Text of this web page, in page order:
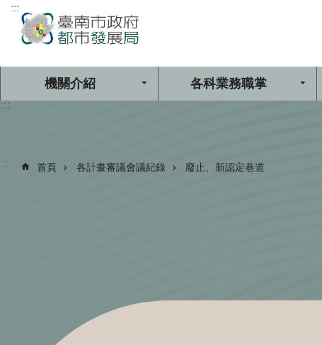
跳到主要內容區塊
:::
:::
機關介紹 各科業務職掌
::: 首頁 各計畫審議會議紀錄 廢止、新認定巷道